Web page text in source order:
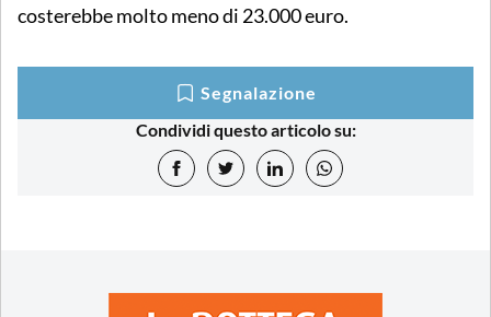
costerebbe molto meno di 23.000 euro.
Segnalazione
Condividi questo articolo su: